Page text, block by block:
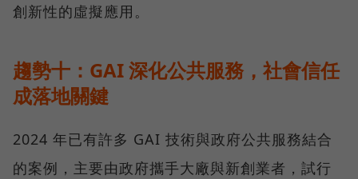
創新性的虛擬應用。
趨勢十：GAI 深化公共服務，社會信任
成落地關鍵
2024 年已有許多 GAI 技術與政府公共服務結合
的案例，主要由政府攜手大廠與新創業者，試行